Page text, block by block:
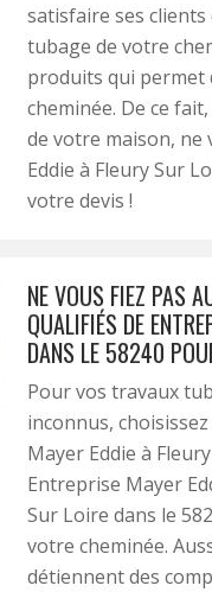
satisfaire ses clients
tubage de votre
produits qui permet
cheminée. De ce
de votre maison, ne
Eddie à Fleury Sur
votre devis !
NE VOUS FIEZ PAS
QUALIFIÉS DE
DANS LE 58240
Pour vos travaux
inconnus,
Mayer Eddie à
Entreprise Mayer
Sur Loire dans le
votre cheminée.
détiennent des